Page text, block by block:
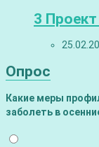
3
Опрос
Какие меры
заболеть в